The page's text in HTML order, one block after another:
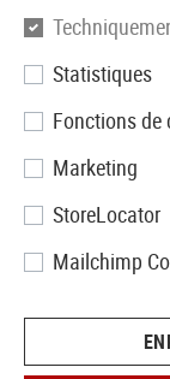
Forward
Statistiques
Fonctions de
Marketing
StoreLocator
Mailchimp